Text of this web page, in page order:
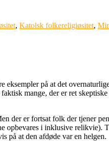
, Katolsk folkereligiøsitet,
på at det
mange, der er ret
er fortsat folk der tjener
i inklusive
på at den afdøde var en helgen.